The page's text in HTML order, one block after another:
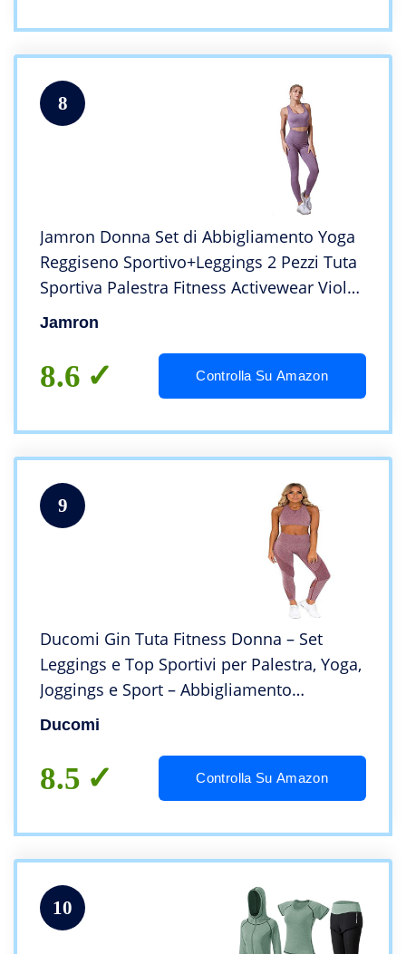
8
Jamron Donna Set di Abbigliamento Yoga
Reggiseno Sportivo+Leggings 2 Pezzi Tuta
Sportiva Palestra Fitness Activewear Viola-
2 SN071202 M
Jamron
8.6 Controlla Su Amazon
9
Ducomi Gin Tuta Fitness Donna – Set
Leggings e Top Sportivi per Palestra, Yoga,
Joggings e Sport – Abbigliamento
Completo Sportivo Leggins Vita Alta e Top
Ducomi
8.5 Controlla Su Amazon
10